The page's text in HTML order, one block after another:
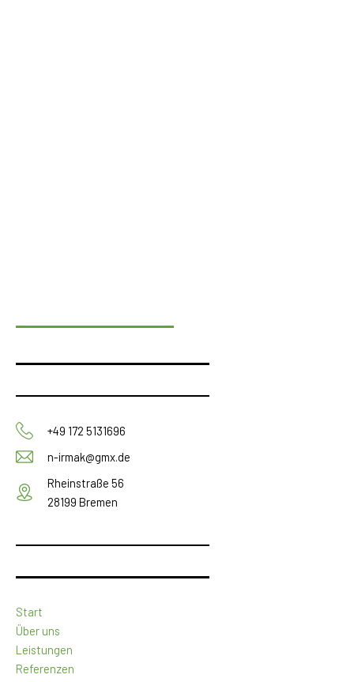
+49 172 5131696
n-irmak@gmx.de
Rheinstraße 56
28199 Bremen
Start
Über uns
Leistungen
Referenzen